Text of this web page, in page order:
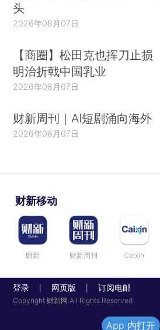
头
2026年08月07日
【商圈】松田克也挥刀止损
明治折戟中国乳业
2026年08月07日
财新周刊｜AI短剧涌向海外
2026年08月07日
财新移动
财新 财新周刊 Caixin
登录 网页版 订阅电邮
Copyright 财新网 All Rights Reserved
App 内打开